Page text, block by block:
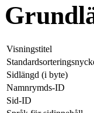
Visningstitel
Sidlängd (i byte)
Namnrymds-ID
Sid-ID